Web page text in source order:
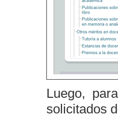
Luego,
solicitados